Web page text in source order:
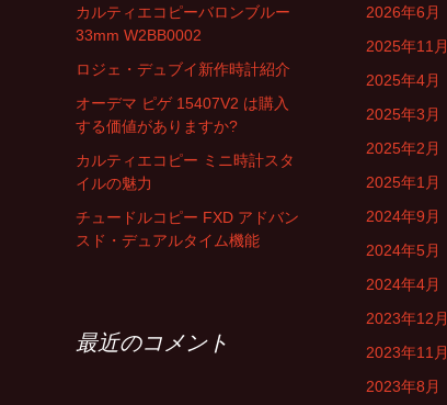
カルティエコピーバロンブルー
33mm W2BB0002
ロジェ・デュブイ新作時計紹介
オーデマ ピゲ 15407V2 は購入
する価値がありますか?
カルティエコピー ミニ時計スタ
イルの魅力
チュードルコピー FXD アドバン
スド・デュアルタイム機能
2026年6月
2025年11月
2025年4月
2025年3月
2025年2月
2025年1月
2024年9月
2024年5月
2024年4月
2023年12月
2023年11月
2023年8月
最近のコメント